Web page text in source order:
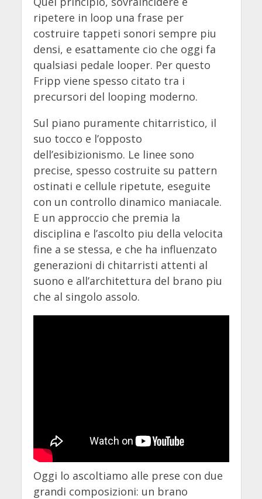
ripetere in loop una frase per
costruire tappeti sonori sempre piu
densi, e esattamente cio che oggi fa
qualsiasi pedale looper. Per questo
Fripp viene spesso citato tra i
precursori del looping moderno.
Sul piano puramente chitarristico, il
suo tocco e l’opposto
dell’esibizionismo. Le linee sono
precise, spesso costruite su pattern
ostinati e cellule ripetute, eseguite
con un controllo dinamico maniacale.
E un approccio che premia la
disciplina e l’ascolto piu della velocita
fine a se stessa, e che ha influenzato
generazioni di chitarristi attenti al
suono e all’architettura del brano piu
che al singolo assolo.
Oggi lo ascoltiamo alle prese con due
grandi composizioni: un brano